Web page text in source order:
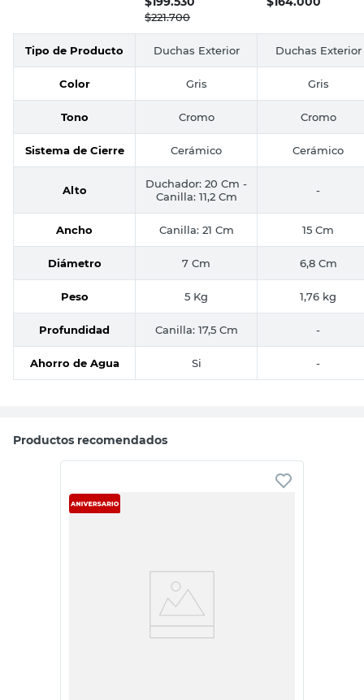
$221.700
Tipo de Producto Duchas Exterior Duchas Exterior
Color Gris Gris
Tono Cromo Cromo
Sistema de Cierre Cerámico Cerámico
Alto
Duchador: 20 Cm -
Canilla: 11,2 Cm
-
Ancho Canilla: 21 Cm 15 Cm
Diámetro 7 Cm 6,8 Cm
Peso 5 Kg 1,76 kg
Profundidad Canilla: 17,5 Cm -
Ahorro de Agua Si -
Productos recomendados